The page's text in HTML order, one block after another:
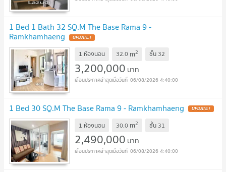
1 Bed 1 Bath 32 SQ.M The Base Rama 9 -
Ramkhamhaeng UPDATE !
1 ห้องนอน 32.0 m2 ชั้น 32
3,200,000 บาท
06/08/2026 4:40:00
1 Bed 30 SQ.M The Base Rama 9 - Ramkhamhaeng UPDATE !
1 ห้องนอน 30.0 m2 ชั้น 31
2,490,000 บาท
06/08/2026 4:40:00